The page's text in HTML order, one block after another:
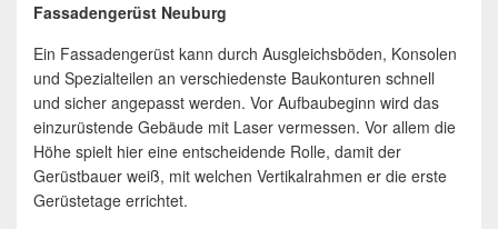
Fassadengerüst Neuburg
Ein Fassadengerüst kann durch Ausgleichsböden, Konsolen
und Spezialteilen an verschiedenste Baukonturen schnell
und sicher angepasst werden. Vor Aufbaubeginn wird das
einzurüstende Gebäude mit Laser vermessen. Vor allem die
Höhe spielt hier eine entscheidende Rolle, damit der
Gerüstbauer weiß, mit welchen Vertikalrahmen er die erste
Gerüstetage errichtet.